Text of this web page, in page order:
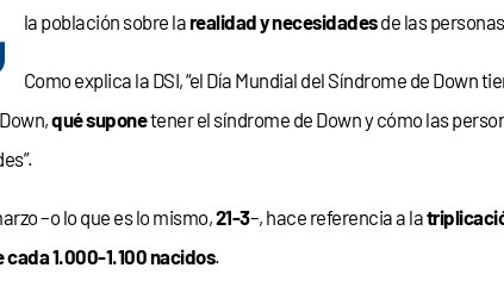
la población sobre larealidad y necesidadesde las
Como explica la DSI, “el Día Mundial del Síndrome de Down
qué suponetener el síndrome de Down y cómo las
–o lo que es lo mismo,21-3–, hace referencia a la
cada 1.000-1.100 nacidos.